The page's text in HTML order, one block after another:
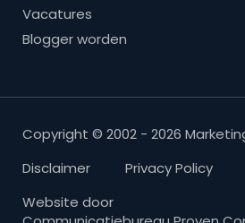
Vacatures
Blogger worden
Copyright © 2002 - 2026
Disclaimer
Privacy Policy
Website door